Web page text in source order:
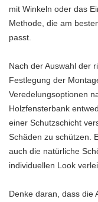
mit Winkeln oder das
Methode, die am
passt.
Nach der Auswahl der
Festlegung der
Veredelungsoptionen
Holzfensterbank
einer Schutzschicht
Schäden zu schützen.
auch die natürliche
individuellen Look
Denke daran, dass die